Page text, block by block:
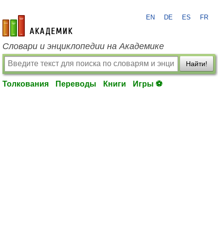
academic.ru
EN DE ES FR
Словари и энциклопедии на Академике
Найти!
Толкования Переводы Книги Игры ⚽